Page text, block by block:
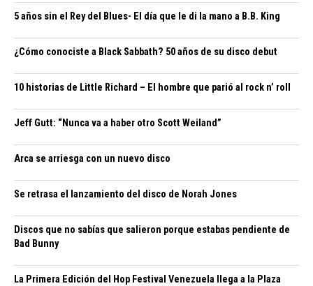
5 años sin el Rey del Blues- El día que le di la mano a B.B. King
¿Cómo conociste a Black Sabbath? 50 años de su disco debut
10 historias de Little Richard – El hombre que parió al rock n’ roll
Jeff Gutt: “Nunca va a haber otro Scott Weiland”
Arca se arriesga con un nuevo disco
Se retrasa el lanzamiento del disco de Norah Jones
Discos que no sabías que salieron porque estabas pendiente de
Bad Bunny
La Primera Edición del Hop Festival Venezuela llega a la Plaza